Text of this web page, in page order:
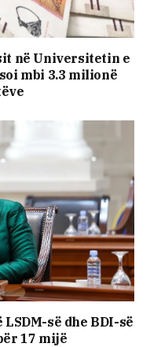
në Universitetin e
mbi 3.3 milionë
së dhe BDI-së
17 mijë